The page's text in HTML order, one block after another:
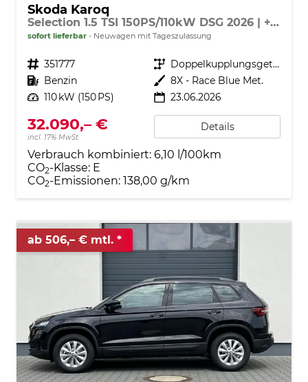
Skoda Karoq
Selection 1.5 TSI 150PS/110kW DSG 2026 | +TravelAssist +RFK & Parksensoren +Var. Gepäckraumboden
sofort lieferbar Neuwagen mit Tageszulassung
Fahrzeugnr. 351777 Getriebe
Doppelkupplungsgetriebe (DSG)
Kraftstoff Benzin Außenfarbe 8X - Race Blue Met.
Leistung 110 kW (150 PS) 23.06.2026
32.090,– €
incl. 17% MwSt.
Details
Verbrauch kombiniert: 6,10 l/100km
CO2-Klasse: E
CO2-Emissionen: 138,00 g/km
ab 506,– € mtl.